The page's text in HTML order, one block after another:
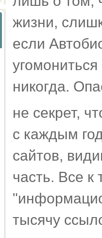
жизни,
если
никогда.
не секрет,
с каждым
сайтов,
часть. Все к
тысячу